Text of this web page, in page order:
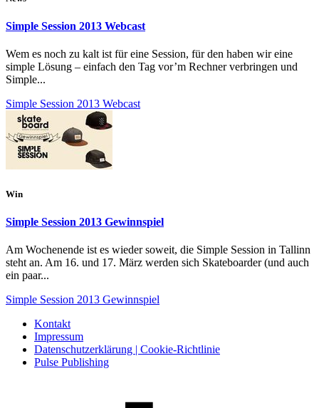
Simple Session 2013 Webcast
Wem es noch zu kalt ist für eine Session, für den haben wir eine
simple Lösung – einfach den Tag vor’m Rechner verbringen und
Simple...
Simple Session 2013 Webcast
Win
Simple Session 2013 Gewinnspiel
Am Wochenende ist es wieder soweit, die Simple Session in Tallinn
steht an. Am 16. und 17. März werden sich Skateboarder (und auch
ein paar...
Simple Session 2013 Gewinnspiel
Kontakt
Impressum
Datenschutzerklärung | Cookie-Richtlinie
Pulse Publishing